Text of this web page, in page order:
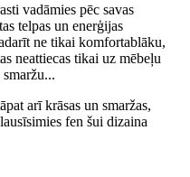
vadāmies pēc savas
telpas un enerģijas
ne tikai komfortablāku,
neattiecas tikai uz mēbeļu
arī krāsas un smaržas,
fen šui dizaina